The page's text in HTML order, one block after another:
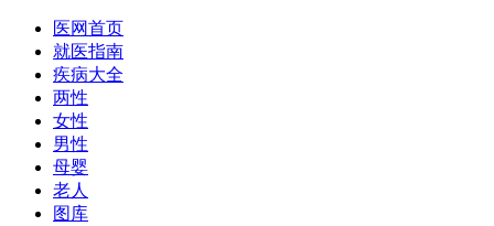
医网首页
就医指南
疾病大全
两性
女性
男性
母婴
老人
图库